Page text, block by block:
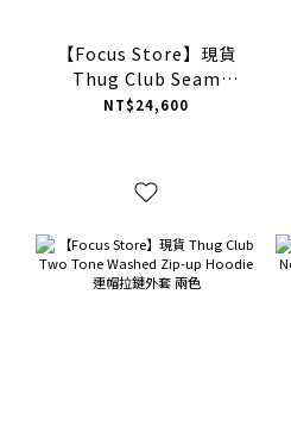
【Focus Store】現貨
Thug Club Seam
Sealed Taped Line
NT$24,600